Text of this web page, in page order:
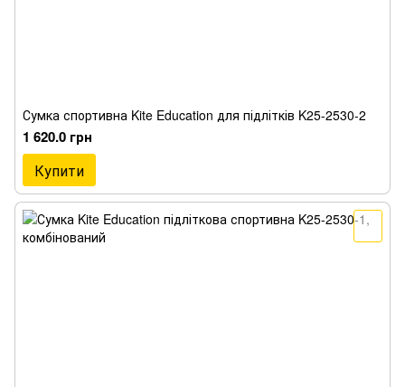
Сумка спортивна Kite Education для підлітків K25-2530-2
1 620.0 грн
Купити